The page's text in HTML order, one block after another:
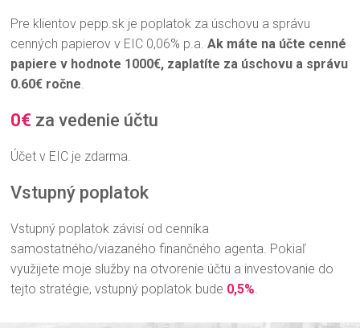
Pre klientov pepp.sk je poplatok za úschovu a správu
cenných papierov v EIC 0,06% p.a.Ak máte na účte cenné
papiere v hodnote 1000€, zaplatíte za úschovu a správu
0.60€ ročne.
0€ za vedenie účtu
Účet v EIC je zdarma.
Vstupný poplatok
Vstupný poplatok závisí od cenníka
samostatného/viazaného finančného agenta. Pokiaľ
využijete moje služby na otvorenie účtu a investovanie do
tejto stratégie, vstupný poplatok bude 0,5%.